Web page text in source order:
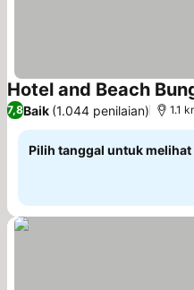
Hotel and Beach
7,8Baik (1.044 penilaian) 1.1
Pilih tanggal untuk melihat